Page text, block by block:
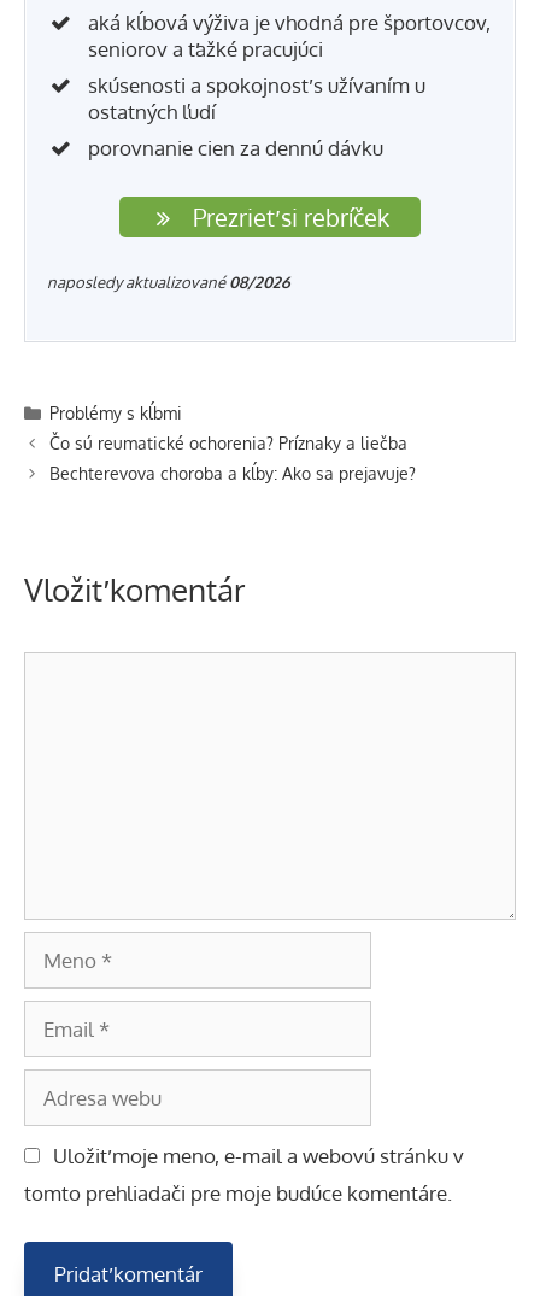
aká kĺbová výživa je vhodná pre športovcov,
seniorov a ťažké pracujúci
skúsenosti a spokojnosť s užívaním u
ostatných ľudí
porovnanie cien za dennú dávku
Prezrieť si rebríček
naposledy aktualizované 08/2026
Kategórie
Problémy s kĺbmi
Navigácia
článkami
Čo sú reumatické ochorenia? Príznaky a liečba
Bechterevova choroba a kĺby: Ako sa prejavuje?
Vložiť komentár
Meno
Email
Adresa
webu
Uložiť moje meno, e-mail a webovú stránku v
tomto prehliadači pre moje budúce komentáre.